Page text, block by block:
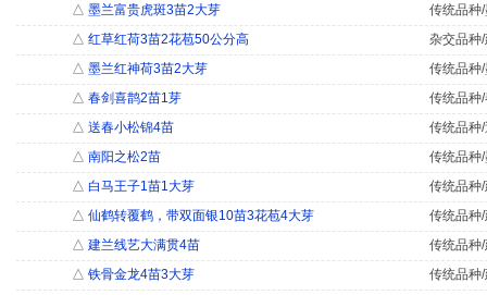
△ 墨兰富贵虎斑3苗2大芽
传统品种
△ 红草红荷3苗2花苞50公分高
杂交品种
△ 墨兰红神荷3苗2大芽
传统品种
△ 春剑喜鹊2苗1芽
传统品种
△ 送春小松锦4苗
传统品种
△ 南阳之松2苗
传统品种
△ 白马王子1苗1大芽
传统品种
△ 仙鹤转覆鹤，带双面银10苗3花苞4大芽
传统品种
△ 建兰线艺大满贯4苗
传统品种
△ 铁骨金龙4苗3大芽
传统品种